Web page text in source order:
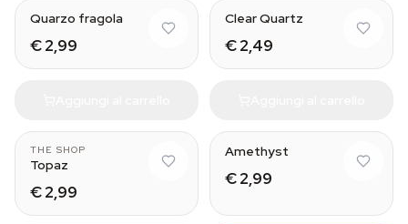
Quarzo fragola
€ 2,99
Clear Quartz
€ 2,49
THE SHOP
Topaz
€ 2,99
Amethyst
€ 2,99